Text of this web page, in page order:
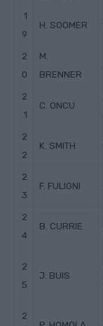
1
9
H. SOOMER
2
0
M.
BRENNER
2
1
C. ONCU
2
2
K. SMITH
2
3
F. FULIGNI
2
4
B. CURRIE
2
5
J. BUIS
2